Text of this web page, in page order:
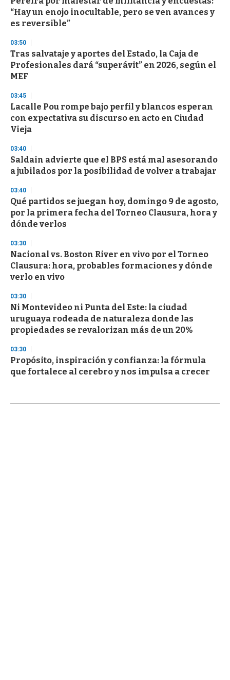
o
3
s
e
c
o
n
“Hay un enojo inocultable, pero se ven avances y
es reversible”
03:50
Tras salvataje y aportes del Estado, la Caja de
Profesionales dará “superávit” en 2026, según el
MEF
03:45
Lacalle Pou rompe bajo perfil y blancos esperan
con expectativa su discurso en acto en Ciudad
Vieja
03:40
Saldain advierte que el BPS está mal asesorando
a jubilados por la posibilidad de volver a trabajar
03:40
Qué partidos se juegan hoy, domingo 9 de agosto,
por la primera fecha del Torneo Clausura, hora y
dónde verlos
03:30
Nacional vs. Boston River en vivo por el Torneo
Clausura: hora, probables formaciones y dónde
verlo en vivo
03:30
Ni Montevideo ni Punta del Este: la ciudad
uruguaya rodeada de naturaleza donde las
propiedades se revalorizan más de un 20%
03:30
Propósito, inspiración y confianza: la fórmula
que fortalece al cerebro y nos impulsa a crecer